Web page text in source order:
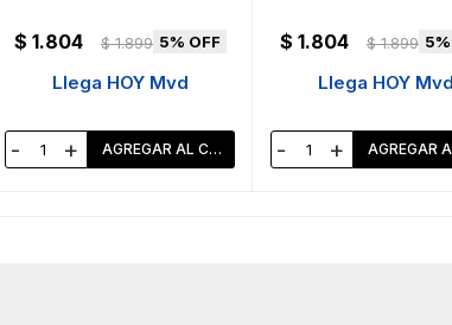
$ 1.804 $ 1.899 5
Llega HOY Mvd
- +
$ 1.804 $ 1.899 5
Llega HOY Mvd
- +